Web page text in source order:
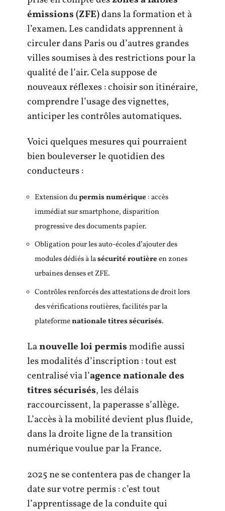
émissions (ZFE)dans la formation et à
l’examen. Les candidats apprennent à
circuler dans Paris ou d’autres grandes
villes soumises à des restrictions pour la
qualité de l’air. Cela suppose de
nouveaux réflexes : choisir son itinéraire,
comprendre l’usage des vignettes,
anticiper les contrôles automatiques.
Voici quelques mesures qui pourraient
bien bouleverser le quotidien des
conducteurs :
Extension dupermis numérique : accès
immédiat sur smartphone, disparition
progressive des documents papier.
Obligation pour les auto-écoles d’ajouter des
modules dédiés à lasécurité routièreen zones
urbaines denses et ZFE.
Contrôles renforcés des attestations de droit lors
des vérifications routières, facilités par la
plateformenationale titres sécurisés.
Lanouvelle loi permismodifie aussi
les modalités d’inscription : tout est
centralisé via l’agence nationale des
titres sécurisés, les délais
raccourcissent, la paperasse s’allège.
L’accès à la mobilité devient plus fluide,
dans la droite ligne de la transition
numérique voulue par la France.
2025 ne se contentera pas de changer la
date sur votre permis : c’est tout
l’apprentissage de la conduite qui